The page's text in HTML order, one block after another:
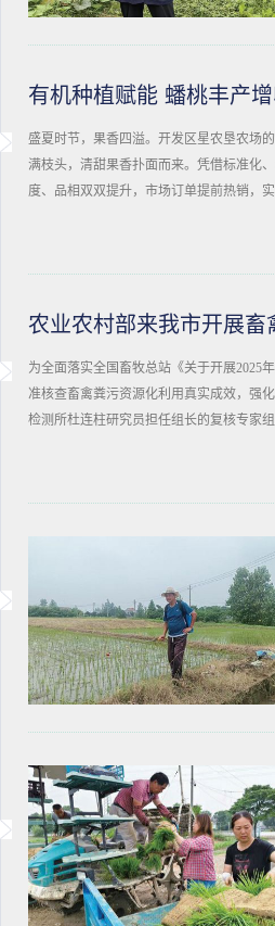
有机种植赋能 蟠桃丰产
盛夏时节，果香四溢。开发区星农垦农场
满枝头，清甜果香扑面而来。凭借标准化
度、品相双双提升，市场订单提前热销，
农业农村部来我市开展
为全面落实全国畜牧总站《关于开展2025
准核查畜禽粪污资源化利用真实成效，强
检测所杜连柱研究员担任组长的复核专家